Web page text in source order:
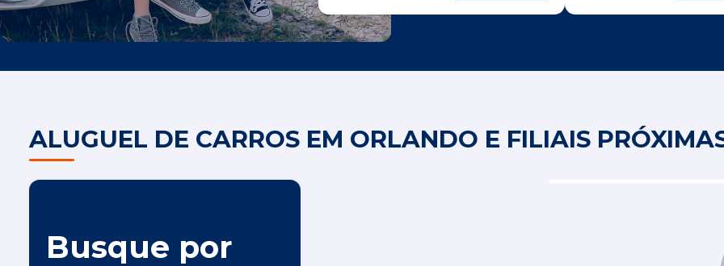
ALUGUEL DE CARROS EM ORLANDO E FILIAIS
Busque por